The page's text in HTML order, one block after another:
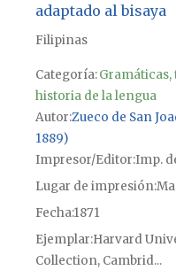
adaptado al bisaya
Filipinas
Categoría:Gramáticas,
historia de la lengua
Autor Zueco de San
1889)
Impresor/Editor Imp.
Lugar de impresión
Fecha1871
Ejemplar Harvard
Collection, Cambrid...